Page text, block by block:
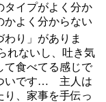
タイプがよく分か
かよく分からない
り」がありま
れないし、吐き気
て食べてる感じで
いです… 主人は
り、家事を手伝っ